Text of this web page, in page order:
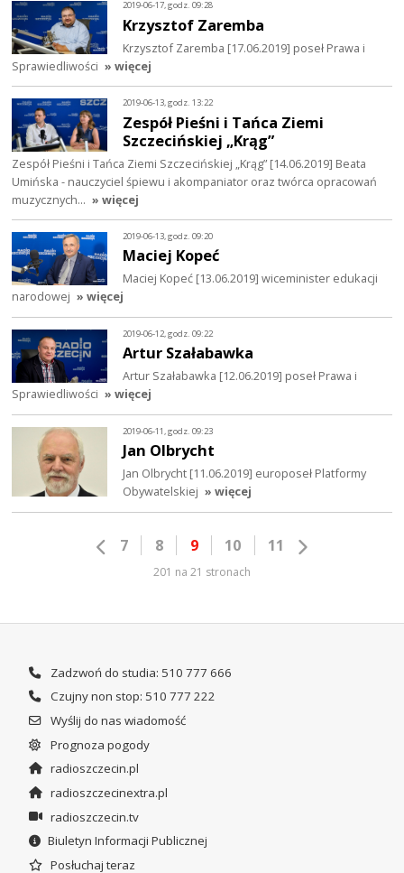
2019-06-17, godz. 09:28
Krzysztof Zaremba
Krzysztof Zaremba [17.06.2019] poseł Prawa i
Sprawiedliwości » więcej
2019-06-13, godz. 13:22
Zespół Pieśni i Tańca Ziemi
Szczecińskiej „Krąg”
Zespół Pieśni i Tańca Ziemi Szczecińskiej „Krąg” [14.06.2019] Beata
Umińska - nauczyciel śpiewu i akompaniator oraz twórca opracowań
muzycznych… » więcej
2019-06-13, godz. 09:20
Maciej Kopeć
Maciej Kopeć [13.06.2019] wiceminister edukacji
narodowej » więcej
2019-06-12, godz. 09:22
Artur Szałabawka
Artur Szałabawka [12.06.2019] poseł Prawa i
Sprawiedliwości » więcej
2019-06-11, godz. 09:23
Jan Olbrycht
Jan Olbrycht [11.06.2019] europoseł Platformy
Obywatelskiej » więcej
7 8 9 10 11
201 na 21 stronach
Zadzwoń do studia: 510 777 666
Czujny non stop: 510 777 222
Wyślij do nas wiadomość
Prognoza pogody
radioszczecin.pl
radioszczecinextra.pl
radioszczecin.tv
Biuletyn Informacji Publicznej
Posłuchaj teraz